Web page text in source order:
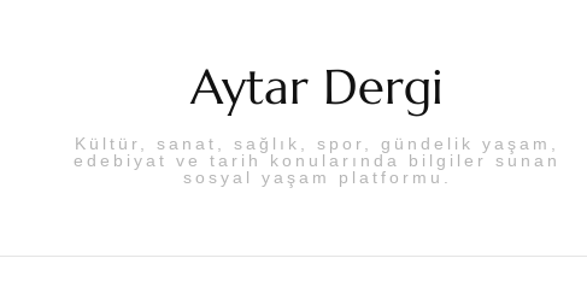
Aytar Dergi
Kültür, sanat, sağlık, spor, gündelik yaşam,
edebiyat ve tarih konularında bilgiler sunan
sosyal yaşam platformu.